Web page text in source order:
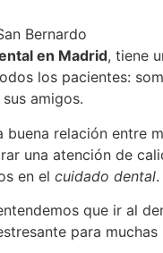
en Madrid, tiene
los pacientes:
amigos.
buena relación entre
una atención de
en el cuidado dental.
que ir al
para muchas